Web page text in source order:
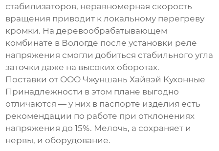
стабилизаторов, неравномерная скорость
вращения приводит к локальному перегреву
кромки. На деревообрабатывающем
комбинате в Вологде после установки реле
напряжения смогли добиться стабильного угла
заточки даже на высоких оборотах.
Поставки от ООО Чжуншань Хайвэй Кухонные
Принадлежности в этом плане выгодно
отличаются — у них в паспорте изделия есть
рекомендации по работе при отклонениях
напряжения до 15%. Мелочь, а сохраняет и
нервы, и оборудование.